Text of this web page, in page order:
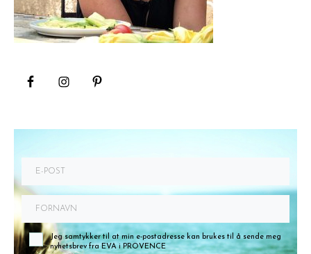
Jeg samtykker til at min e-postadresse kan brukes til å sende meg
nyhetsbrev fra EVA i PROVENCE